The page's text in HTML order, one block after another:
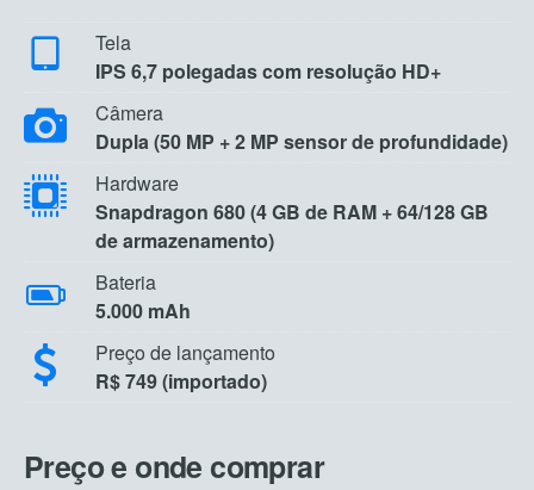
Tela
IPS 6,7 polegadas com resolução HD+
Câmera
Dupla (50 MP + 2 MP sensor de profundidade)
Hardware
Snapdragon 680 (4 GB de RAM + 64/128 GB
de armazenamento)
Bateria
5.000 mAh
Preço de lançamento
R$ 749 (importado)
Preço e onde comprar